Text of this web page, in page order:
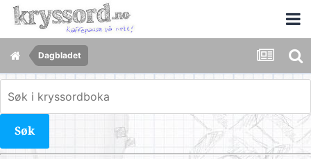
Dagbladet
Søk